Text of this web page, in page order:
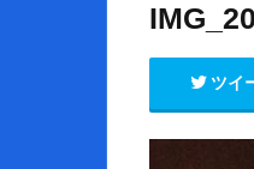
ツイ